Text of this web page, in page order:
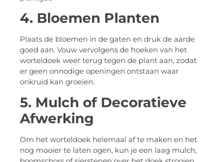
4. Bloemen Planten
Plaats de bloemen in de gaten en druk de aarde
goed aan. Vouw vervolgens de hoeken van het
worteldoek weer terug tegen de plant aan, zodat
er geen onnodige openingen ontstaan waar
onkruid kan groeien.
5. Mulch of Decoratieve
Afwerking
Om het worteldoek helemaal af te maken en het
nog mooier te laten ogen, kun je een laag mulch,